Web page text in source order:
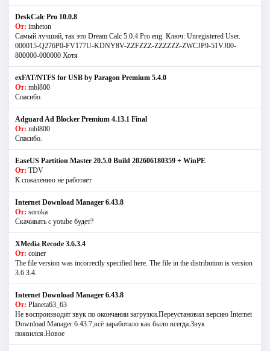
DeskCalc Pro 10.0.8
От: imheton
Самый лучший, так это Dream Calc 5.0.4 Pro eng. Ключ: Unregistered User.
000015-Q276P0-FV177U-KDNY8V-ZZFZZZ-ZZZZZZ-ZWCJP9-51VJ00-
800000-000000 Хотя
exFAT/NTFS for USB by Paragon Premium 5.4.0
От: mbl800
Спасибо.
Adguard Ad Blocker Premium 4.13.1 Final
От: mbl800
Спасибо.
EaseUS Partition Master 20.5.0 Build 202606180359 + WinPE
От: TDV
К сожалению не работает
Internet Download Manager 6.43.8
От: soroka
Скачивать с yotube будет?
XMedia Recode 3.6.3.4
От: coiner
The file version was incorrectly specified here. The file in the distribution is version
3.6.3.4.
Internet Download Manager 6.43.8
От: Planeta63_63
Не воспроизводит звук по окончании загрузки.Переустановил версию Internet
Download Manager 6.43.7,всё заработало как было всегда.Звук
появился.Новое